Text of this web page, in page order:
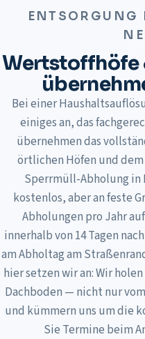
ENTSORGUNG
Wertstoffhöfe
Bei einer
einiges an, das
übernehmen das
örtlichen Höfen und
Sperrmüll-Abholung in
kostenlos, aber an feste
Abholungen pro Jahr
innerhalb von 14 Tagen
am Abholtag am
hier setzen wir an: Wir
Dachboden — nicht nur
und kümmern uns um die
Sie Termine beim